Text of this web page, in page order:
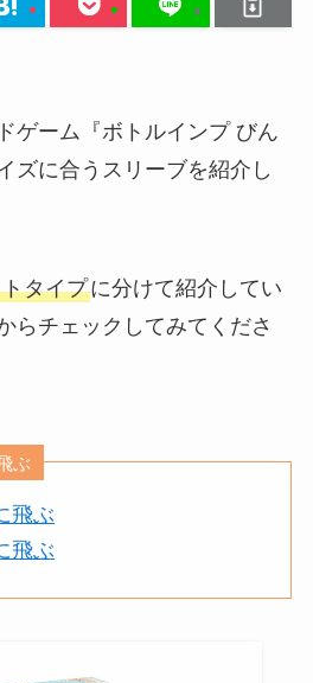
ゲーム『ボトルインプ びん
ズに合うスリーブを紹介し
タイプに分けて紹介してい
らチェックしてみてくださ
ぶ
飛ぶ
飛ぶ